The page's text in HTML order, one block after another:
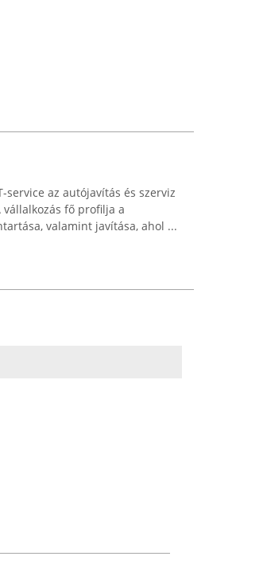
service az autójavítás és szerviz
fő profilja a
valamint javítása, ahol ...